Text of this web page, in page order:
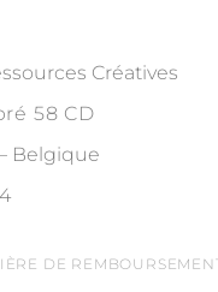
Créatives
58 CD
Belgique
DE